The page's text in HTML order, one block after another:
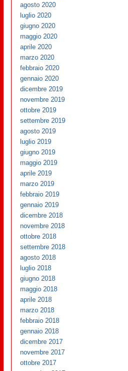
agosto 2020
luglio 2020
giugno 2020
maggio 2020
aprile 2020
marzo 2020
febbraio 2020
gennaio 2020
dicembre 2019
novembre 2019
ottobre 2019
settembre 2019
agosto 2019
luglio 2019
giugno 2019
maggio 2019
aprile 2019
marzo 2019
febbraio 2019
gennaio 2019
dicembre 2018
novembre 2018
ottobre 2018
settembre 2018
agosto 2018
luglio 2018
giugno 2018
maggio 2018
aprile 2018
marzo 2018
febbraio 2018
gennaio 2018
dicembre 2017
novembre 2017
ottobre 2017